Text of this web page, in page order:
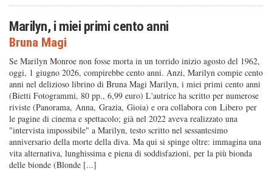
Marilyn, i miei primi cento anni
Bruna Magi
Se Marilyn Monroe non fosse morta in un torrido inizio agosto del 1962,
oggi, 1 giugno 2026, compirebbe cento anni. Anzi, Marilyn compie cento
anni nel delizioso librino di Bruna Magi Marilyn, i miei primi cento anni
(Bietti Fotogrammi, 80 pp., 6,99 euro) L'autrice ha scritto per numerose
riviste (Panorama, Anna, Grazia, Gioia) e ora collabora con Libero per
le pagine di cinema e spettacolo; già nel 2022 aveva realizzato una
"intervista impossibile" a Marilyn, testo scritto nel sessantesimo
anniversario della morte della diva. Ma qui si spinge oltre: immagina una
vita alternativa, lunghissima e piena di soddisfazioni, per la più bionda
delle bionde (Blonde [...]